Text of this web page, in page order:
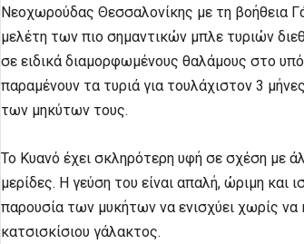
Νεοχωρούδας Θεσσαλονίκης με τη βοήθεια
μελέτη των πιο σημαντικών μπλε τυριών
σε ειδικά διαμορφωμένους θαλάμους στο
παραμένουν τα τυριά για τουλάχιστον 3
των μηκύτων τους.
Το Κυανό έχει σκληρότερη υφή σε σχέση με
μερίδες. Η γεύση του είναι απαλή, ώριμη και
παρουσία των μυκήτων να ενισχύει χωρίς να
κατσισκίσιου γάλακτος.